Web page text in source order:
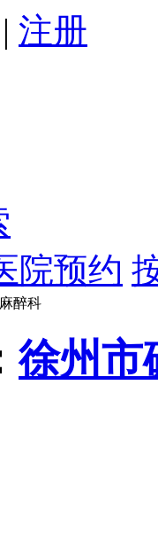
| 注册
院预约
麻醉科
徐州市